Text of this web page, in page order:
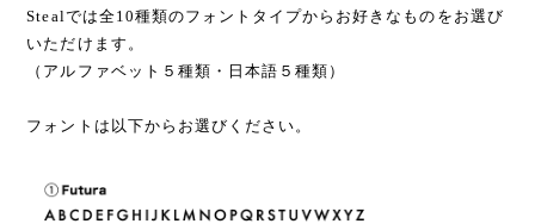
Stealでは全10種類のフォントタイプからお好きなものをお選び
いただけます。
（アルファベット５種類・日本語５種類）
フォントは以下からお選びください。